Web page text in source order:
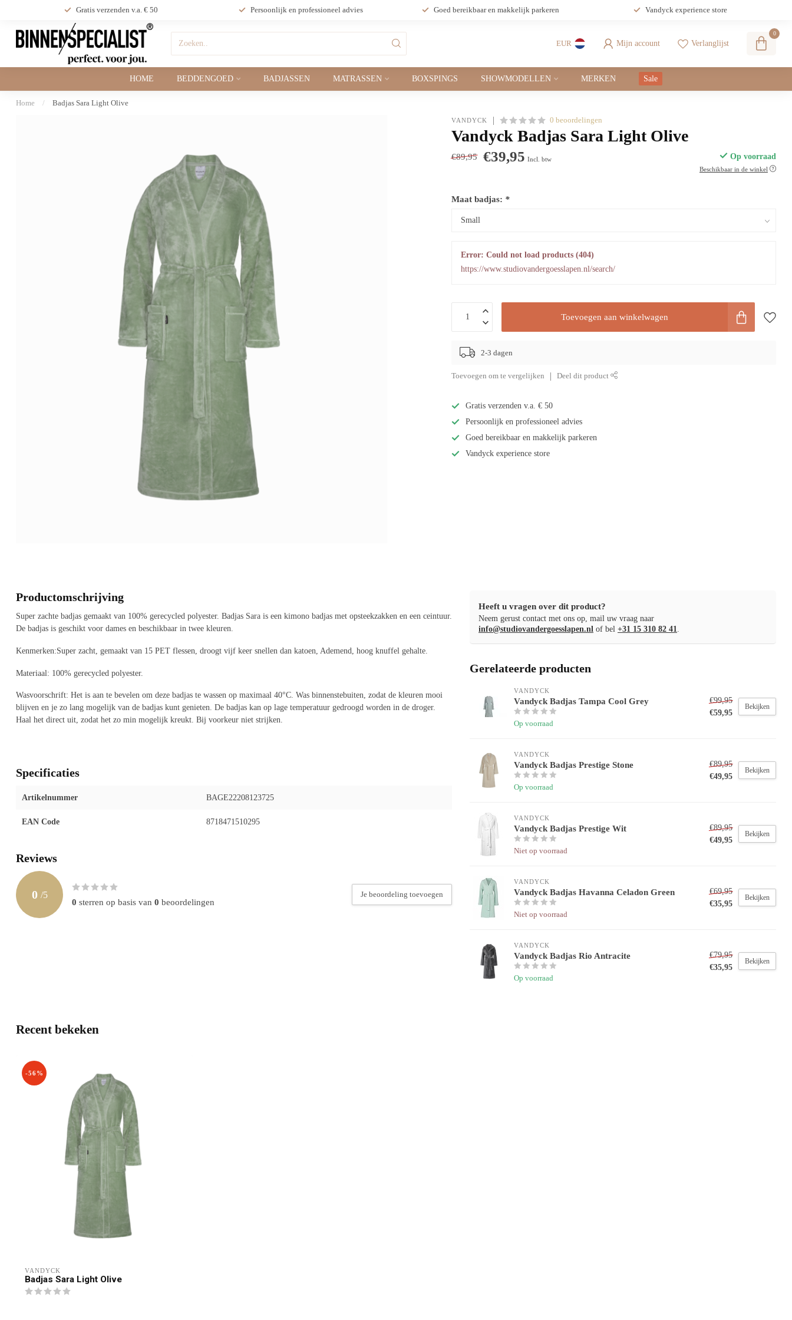
Gratis verzenden v.a. € 50 Persoonlijk en professioneel advies Goed bereikbaar en makkelijk parkeren Vandyck experience store
EUR Mijn account Verlanglijst
0
HOME BEDDENGOED BADJASSEN MATRASSEN BOXSPINGS SHOWMODELLEN MERKEN Sale
Home / Badjas Sara Light Olive
VANDYCK 0 beoordelingen
Vandyck Badjas Sara Light Olive
€89,95 €39,95 Incl. btw Op voorraad
Beschikbaar in de winkel
Maat badjas: *
Error: Could not load products (404)
https://www.studiovandergoesslapen.nl/search/
Toevoegen aan winkelwagen
2-3 dagen
Toevoegen om te vergelijken Deel dit product
Gratis verzenden v.a. € 50
Persoonlijk en professioneel advies
Goed bereikbaar en makkelijk parkeren
Vandyck experience store
Productomschrijving
Super zachte badjas gemaakt van 100% gerecycled polyester. Badjas Sara is een kimono badjas met opsteekzakken en een ceintuur.
De badjas is geschikt voor dames en beschikbaar in twee kleuren.
Kenmerken:Super zacht, gemaakt van 15 PET flessen, droogt vijf keer snellen dan katoen, Ademend, hoog knuffel gehalte.
Materiaal: 100% gerecycled polyester.
Wasvoorschrift: Het is aan te bevelen om deze badjas te wassen op maximaal 40°C. Was binnenstebuiten, zodat de kleuren mooi
blijven en je zo lang mogelijk van de badjas kunt genieten. De badjas kan op lage temperatuur gedroogd worden in de droger.
Haal het direct uit, zodat het zo min mogelijk kreukt. Bij voorkeur niet strijken.
Specificaties
Artikelnummer BAGE22208123725
EAN Code 8718471510295
Reviews
0 /5
0 sterren op basis van 0 beoordelingen
Je beoordeling toevoegen
Heeft u vragen over dit product?
Neem gerust contact met ons op, mail uw vraag naar
info@studiovandergoesslapen.nl of bel +31 15 310 82 41
Gerelateerde producten
VANDYCK
Vandyck Badjas Tampa Cool Grey
Op voorraad
€99,95
€59,95
Bekijken
VANDYCK
Vandyck Badjas Prestige Stone
Op voorraad
€89,95
€49,95
Bekijken
VANDYCK
Vandyck Badjas Prestige Wit
Niet op voorraad
€89,95
€49,95
Bekijken
VANDYCK
Vandyck Badjas Havanna Celadon Green
Niet op voorraad
€69,95
€35,95
Bekijken
VANDYCK
Vandyck Badjas Rio Antracite
Op voorraad
€79,95
€35,95
Bekijken
Recent bekeken
-56%
VANDYCK
Badjas Sara Light Olive